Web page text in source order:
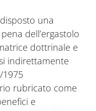
una
dell’ergastolo
dottrinale e
indirettamente
1975
rubricato come
e